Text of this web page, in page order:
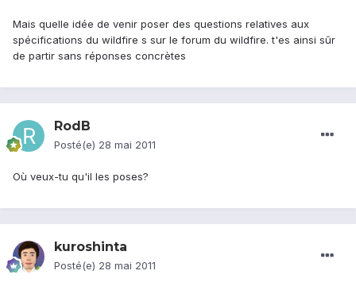
Mais quelle idée de venir poser des questions relatives aux
spécifications du wildfire s sur le forum du wildfire. t'es ainsi sûr
de partir sans réponses concrètes
RodB
Posté(e) 28 mai 2011
Où veux-tu qu'il les poses?
kuroshinta
Posté(e) 28 mai 2011